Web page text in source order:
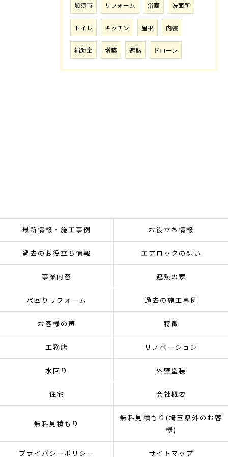
加須市 リフォーム 浴室 洗面所
トイレ キッチン 屋根 内装
補助金 増築 遮熱 ドローン
最新情報・施工事例 お役立ち情報
過去のお役立ち情報 エアロックの想い
事業内容 遮熱の家
水回りリフォーム 過去の施工事例
お客様の声 特徴
工務店 リノベーション
水回り 外壁塗装
住宅 会社概要
無料見積もり
無料見積もり(埼玉県外のお客
様)
プライバシーポリシー サイトマップ